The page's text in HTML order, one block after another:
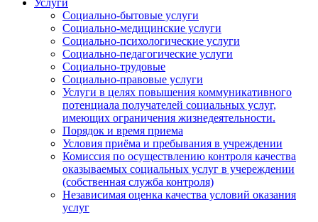
Услуги
Социально-бытовые услуги
Социально-медицинские услуги
Социально-психологические услуги
Социально-педагогические услуги
Социально-трудовые
Социально-правовые услуги
Услуги в целях повышения коммуникативного
потенциала получателей социальных услуг,
имеющих ограничения жизнедеятельности.
Порядок и время приема
Условия приёма и пребывания в учреждении
Комиссия по осуществлению контроля качества
оказываемых социальных услуг в учереждении
(собственная служба контроля)
Независимая оценка качества условий оказания
услуг